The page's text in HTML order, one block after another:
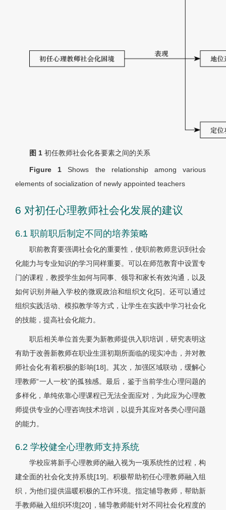
图 1 初任教师社会化各要素之间的关系
Figure 1 Shows the relationship among various
elements of socialization of newly appointed teachers
6 对初任心理教师社会化发展的建议
6.1 职前职后制定不同的培养策略
职前教育要强调社会化的重要性，使职前教师意识到社会
化能力与专业知识的学习同样重要。可以在师范教育中设置专
门的课程，教授学生如何与同事、领导和家长有效沟通，以及
如何识别并融入学校的微观政治和组织文化[5]。还可以通过
组织实践活动、模拟教学等方式，让学生在实践中学习社会化
的技能，提高社会化能力。
职后相关单位首先要为新教师提供入职培训，研究表明这
有助于改善新教师在职业生涯初期所面临的现实冲击，并对教
师社会化有着积极的影响[18]。其次，加强区域联动，缓解心
理教师“一人一校”的孤独感。最后，鉴于当前学生心理问题的
多样化，单纯依靠心理课程已无法全面应对，为此应为心理教
师提供专业的心理咨询技术培训，以提升其应对各类心理问题
的能力。
6.2 学校健全心理教师支持系统
学校应将新手心理教师的融入视为一项系统性的过程，构
建全面的社会化支持系统[19]。积极帮助初任心理教师融入组
织，为他们提供温暖积极的工作环境。指定辅导教师，帮助新
手教师融入组织环境[20]，辅导教师能针对不同社会化程度的